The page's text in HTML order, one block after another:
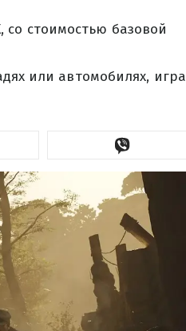
со стоимостью базовой
или автомобилях, игра